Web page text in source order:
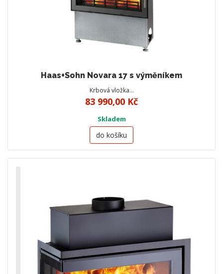
Haas+Sohn Novara 17 s výměníkem
Krbová vložka…
83 990,00 Kč
Skladem
do košíku